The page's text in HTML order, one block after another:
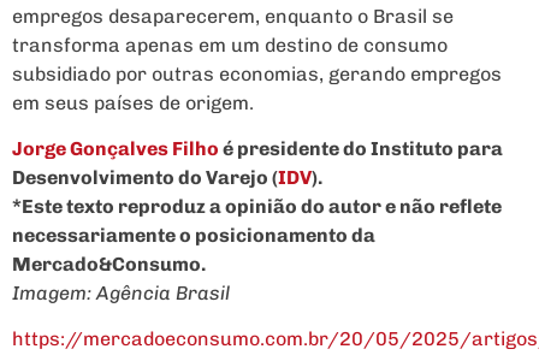
empregos desaparecerem, enquanto o Brasil se
transforma apenas em um destino de consumo
subsidiado por outras economias, gerando empregos
em seus países de origem.
Jorge Gonçalves Filho é presidente do Instituto para
Desenvolvimento do Varejo (IDV).
*Este texto reproduz a opinião do autor e não reflete
necessariamente o posicionamento da
Mercado&Consumo.
Imagem: Agência Brasil
https://mercadoeconsumo.com.br/20/05/2025/